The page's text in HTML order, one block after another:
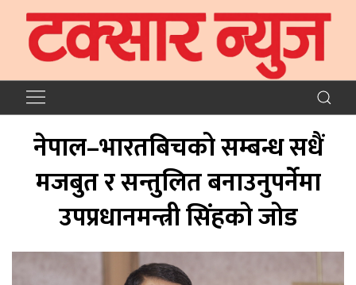
नेपाल–भारतबिचको सम्बन्ध सधैं
मजबुत र सन्तुलित बनाउनुपर्नेमा
उपप्रधानमन्त्री सिंहको जोड